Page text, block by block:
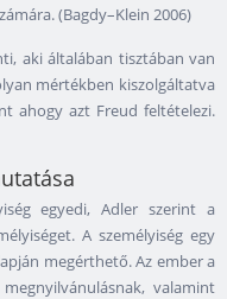
(Bagdy–Klein 2006)
aki általában tisztában van
mértékben kiszolgáltatva
ahogy azt Freud feltételezi.
egyedi, Adler szerint a
A személyiség egy
megérthető. Az ember a
valamint